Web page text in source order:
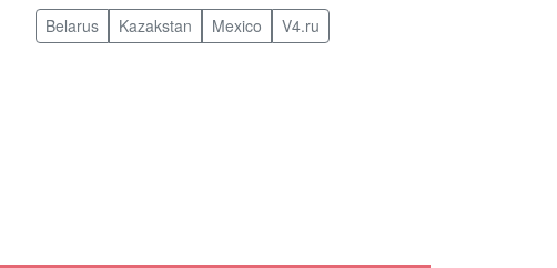
Belarus Kazakstan Mexico V4.ru